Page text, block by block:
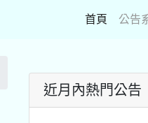
首頁 (current)
公告
近月內熱門公告